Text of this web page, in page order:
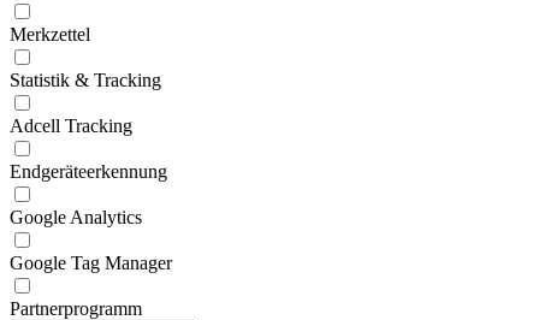
Merkzettel
Statistik & Tracking
Adcell Tracking
Endgeräteerkennung
Google Analytics
Google Tag Manager
Partnerprogramm